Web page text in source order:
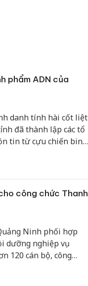
phẩm ADN của
danh tính hài cốt liệt
đã thành lập các tổ
tin từ cựu chiến binh
công chức Thanh
Ninh phối hợp
dưỡng nghiệp vụ
120 cán bộ, công